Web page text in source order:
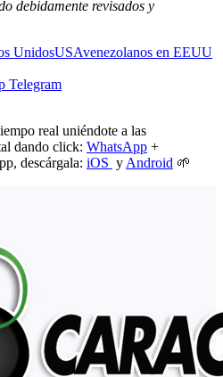
debidamente revisados y
UnidosUSAvenezolanos en EEUU
Telegram
real uniéndote a las
dando click: WhatsApp +
descárgala: iOS y Android 🌱